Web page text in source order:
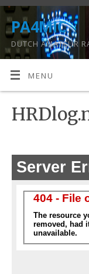
PA4MIC
DUTCH AMATEUR
MENU